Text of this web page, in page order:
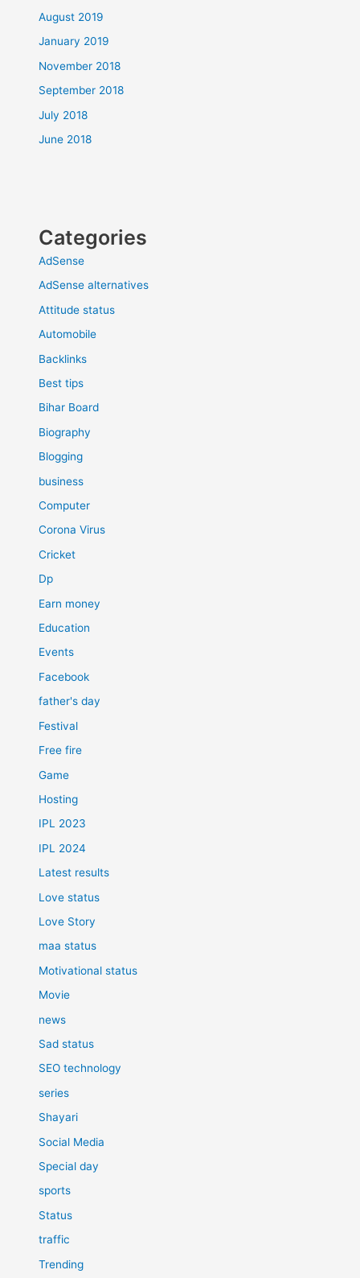
August 2019
January 2019
November 2018
September 2018
July 2018
June 2018
Categories
AdSense
AdSense alternatives
Attitude status
Automobile
Backlinks
Best tips
Bihar Board
Biography
Blogging
business
Computer
Corona Virus
Cricket
Dp
Earn money
Education
Events
Facebook
father's day
Festival
Free fire
Game
Hosting
IPL 2023
IPL 2024
Latest results
Love status
Love Story
maa status
Motivational status
Movie
news
Sad status
SEO technology
series
Shayari
Social Media
Special day
sports
Status
traffic
Trending